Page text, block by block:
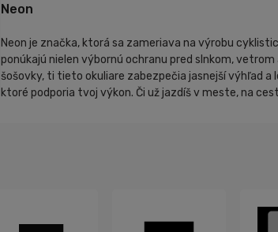
Neon
Neon je značka, ktorá sa zameriava na výrobu
ponúkajú nielen výbornú ochranu pred slnkom,
šošovky, ti tieto okuliare zabezpečia jasnejší výhľad
ktoré podporia tvoj výkon. Či už jazdíš v meste, na